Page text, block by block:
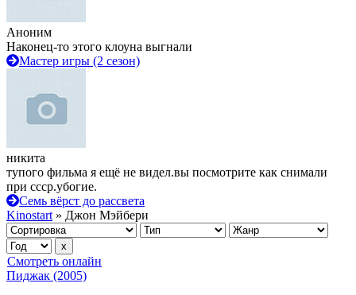
Аноним
Наконец-то этого клоуна выгнали
Мастер игры (2 сезон)
никита
тупого фильма я ещё не видел.вы посмотрите как снимали
при ссср.убогие.
Семь вёрст до рассвета
Kinostart » Джон Мэйбери
Смотреть онлайн
Пиджак (2005)